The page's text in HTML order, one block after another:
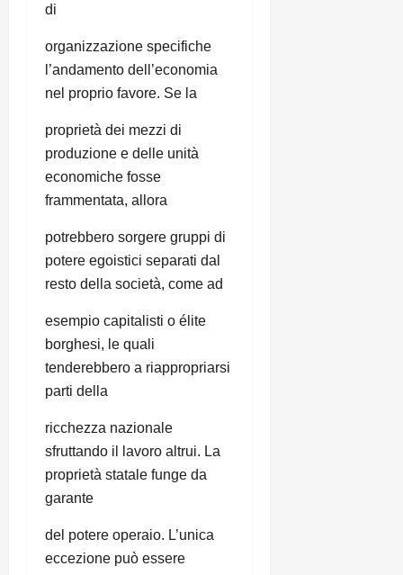
di
organizzazione specifiche
l’andamento dell’economia
nel proprio favore. Se la
proprietà dei mezzi di
produzione e delle unità
economiche fosse
frammentata, allora
potrebbero sorgere gruppi di
potere egoistici separati dal
resto della società, come ad
esempio capitalisti o élite
borghesi, le quali
tenderebbero a riappropriarsi
parti della
ricchezza nazionale
sfruttando il lavoro altrui. La
proprietà statale funge da
garante
del potere operaio. L’unica
eccezione può essere